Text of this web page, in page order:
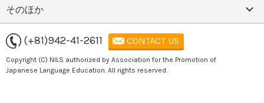
そのほか
(+81)942-41-2611 CONTACT US
Copyright (C) NILS authorized by Association for the Promotion of
Japanese Language Education. All rights reserved.